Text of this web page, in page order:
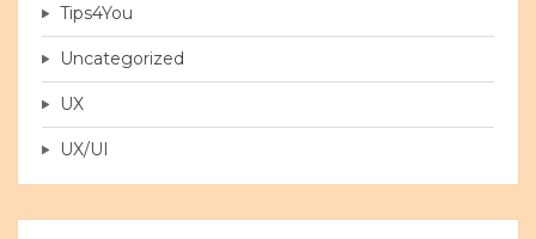
Tips4You
Uncategorized
UX
UX/UI